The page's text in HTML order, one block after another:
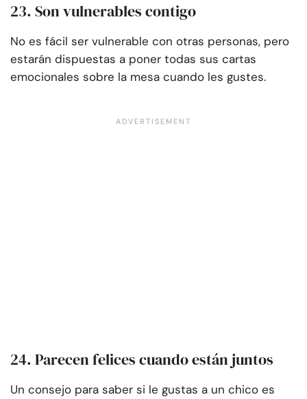
23. Son vulnerables contigo
No es fácil ser vulnerable con otras personas, pero
estarán dispuestas a poner todas sus cartas
emocionales sobre la mesa cuando les gustes.
24. Parecen felices cuando están juntos
Un consejo para saber si le gustas a un chico es